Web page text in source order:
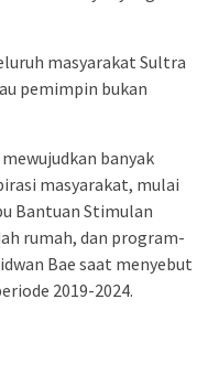
masyarakat Sultra
pemimpin bukan
banyak
masyarakat, mulai
Bantuan Stimulan
rumah, dan program-
Bae saat menyebut
2019-2024.